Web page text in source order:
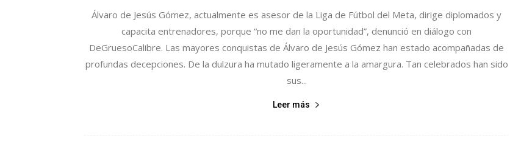
Álvaro de Jesús Gómez, actualmente es asesor de la Liga de Fútbol del Meta, dirige diplomados y
capacita entrenadores, porque “no me dan la oportunidad”, denunció en diálogo con
DeGruesoCalibre. Las mayores conquistas de Álvaro de Jesús Gómez han estado acompañadas de
profundas decepciones. De la dulzura ha mutado ligeramente a la amargura. Tan celebrados han sido
sus...
Leer más